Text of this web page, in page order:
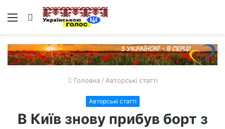
Меню Пошук
Головна / Авторські статті
Авторські статті
В Київ знову прибув борт з